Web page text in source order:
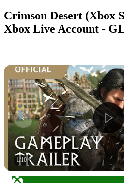
Crimson Desert (Xbox
Xbox Live Account -
1/10